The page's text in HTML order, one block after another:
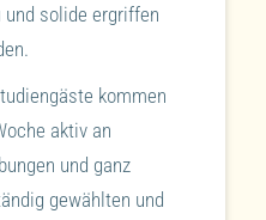
und solide ergriffen
kommen
aktiv an
und ganz
gewählten und